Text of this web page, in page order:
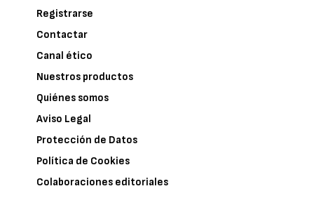
Registrarse
Contactar
Canal ético
Nuestros productos
Quiénes somos
Aviso Legal
Protección de Datos
Política de Cookies
Colaboraciones editoriales